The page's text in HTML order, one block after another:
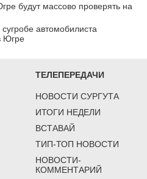
будут массово проверять на
автомобилиста
Югре
ТЕЛЕПЕРЕДАЧИ
НОВОСТИ СУРГУТА
ИТОГИ НЕДЕЛИ
ВСТАВАЙ
ТИП-ТОП НОВОСТИ
НОВОСТИ-
КОММЕНТАРИЙ